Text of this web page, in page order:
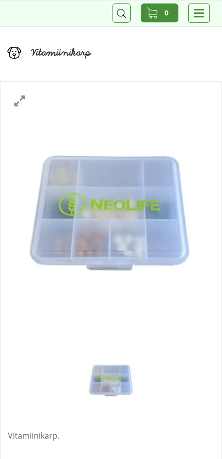
0
Vitamiinikarp
Vitamiinikarp.